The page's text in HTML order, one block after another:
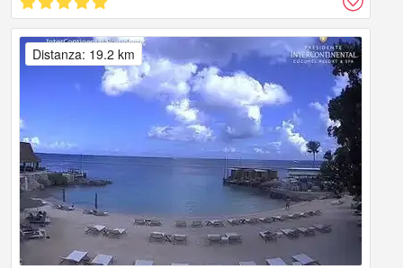
Distanza: 19.2 km